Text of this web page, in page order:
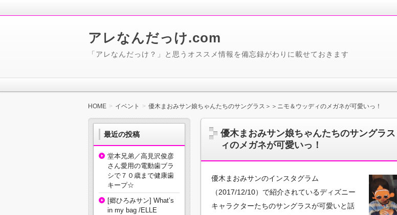
アレなんだっけ.com
「アレなんだっけ？」と思うオススメ情報を備忘録がわりに載せておきます
HOME イベント 優木まおみサン娘ちゃんたちのサングラス＞＞ニモ＆ウッディのメガネが可愛いっ！
優木まおみサン娘ちゃんたちのサングラ
ィのメガネが可愛いっ！
優木まおみサンのインスタグラム
（2017/12/10）で紹介されているディズニー
キャラクターたちのサングラスが可愛いと話
最近の投稿
堂本兄弟／高見沢俊彦
さん愛用の電動歯ブラ
シで７０歳まで健康歯
キープ☆
[郷ひろみサン] What’s
in my bag /ELLE